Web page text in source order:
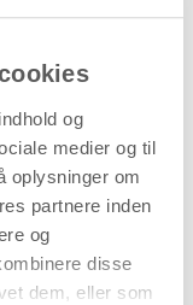
og
medier og til
oplysninger om
partnere inden
og
disse
dem, eller som
114,94kr.
er først bindende,